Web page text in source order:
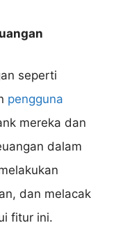
seperti
pengguna
mereka dan
dalam
dan melacak
fitur ini.